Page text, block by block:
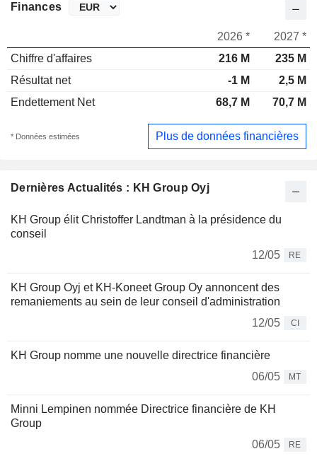
Dernières Actualités : KH Group Oyj
KH Group élit Christoffer Landtman à la présidence du
conseil
12/05
RE
KH Group Oyj et KH-Koneet Group Oy annoncent des
remaniements au sein de leur conseil d'administration
12/05
CI
KH Group nomme une nouvelle directrice financière
06/05
MT
Minni Lempinen nommée Directrice financière de KH
Group
06/05
RE
Finances
2026 *
2027 *
Chiffre d'affaires
216 M
235 M
Résultat net
-1 M
2,5 M
Endettement Net
68,7 M 70,7 M
* Données estimées Plus de données financières